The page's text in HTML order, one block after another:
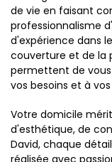
de vie en faisant
professionnalisme
d'expérience dans
couverture et de la
permettent de
vos besoins et à
Votre domicile
d'esthétique, de
David, chaque
réalisée avec